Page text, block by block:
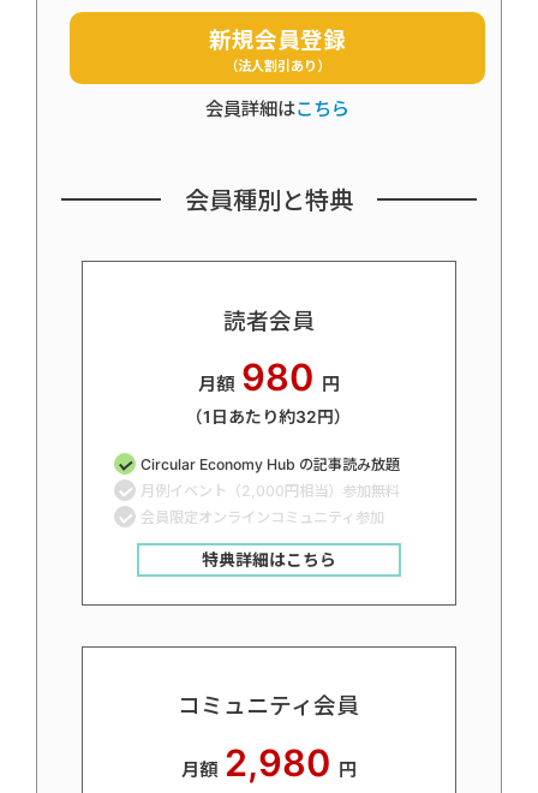
新規会員登録
（法人割引あり）
会員詳細はこちら
会員種別と特典
読者会員
月額 980 円
（1日あたり約32円）
Circular Economy Hub の記事読み放題
月例イベント（2,000円相当）参加無料
会員限定オンラインコミュニティ参加
特典詳細はこちら
コミュニティ会員
月額 2,980 円